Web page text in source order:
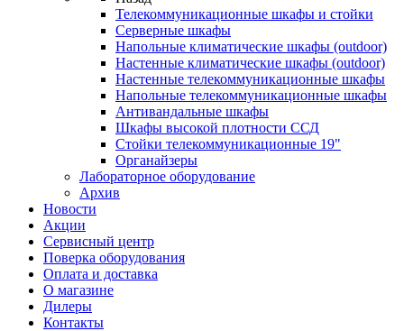
Телекоммуникационные шкафы и стойки
Серверные шкафы
Напольные климатические шкафы (outdoor)
Настенные климатические шкафы (outdoor)
Настенные телекоммуникационные шкафы
Напольные телекоммуникационные шкафы
Антивандальные шкафы
Шкафы высокой плотности ССД
Стойки телекоммуникационные 19"
Органайзеры
Лабораторное оборудование
Архив
Новости
Акции
Сервисный центр
Поверка оборудования
Оплата и доставка
О магазине
Дилеры
Контакты